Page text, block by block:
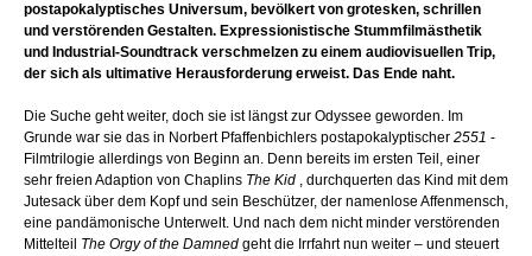
postapokalyptisches Universum, bevölkert von grotesken, schrillen
und verstörenden Gestalten. Expressionistische Stummfilmästhetik
und Industrial-Soundtrack verschmelzen zu einem audiovisuellen Trip,
der sich als ultimative Herausforderung erweist. Das Ende naht.
Die Suche geht weiter, doch sie ist längst zur Odyssee geworden. Im
Grunde war sie das in Norbert Pfaffenbichlers postapokalyptischer 2551 -
Filmtrilogie allerdings von Beginn an. Denn bereits im ersten Teil, einer
sehr freien Adaption von Chaplins The Kid , durchquerten das Kind mit dem
Jutesack über dem Kopf und sein Beschützer, der namenlose Affenmensch,
eine pandämonische Unterwelt. Und nach dem nicht minder verstörenden
Mittelteil The Orgy of the Damned geht die Irrfahrt nun weiter – und steuert